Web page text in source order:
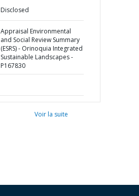
Disclosed
Appraisal Environmental
and Social Review Summary
(ESRS) - Orinoquia Integrated
Sustainable Landscapes -
P167830
Voir la suite